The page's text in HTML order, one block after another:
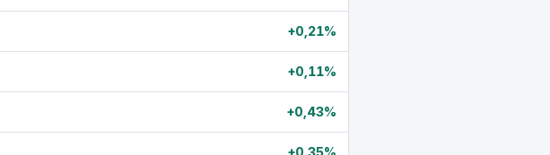
+0,21%
+0,11%
+0,43%
+0,35%